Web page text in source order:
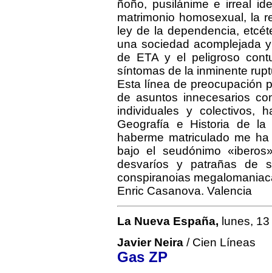
ñoño, pusilánime e irreal
matrimonio homosexual, la
ley de la dependencia,
una sociedad acomplejada
de ETA y el peligroso
síntomas de la inminente
Esta línea de preocupación
de asuntos innecesarios
individuales y colectivos,
Geografía e Historia de la
haberme matriculado me
bajo el seudónimo
desvaríos y patrañas de
conspiranoias
Enric Casanova. Valencia
La Nueva España, lunes,
Javier Neira / Cien Líneas
Gas ZP